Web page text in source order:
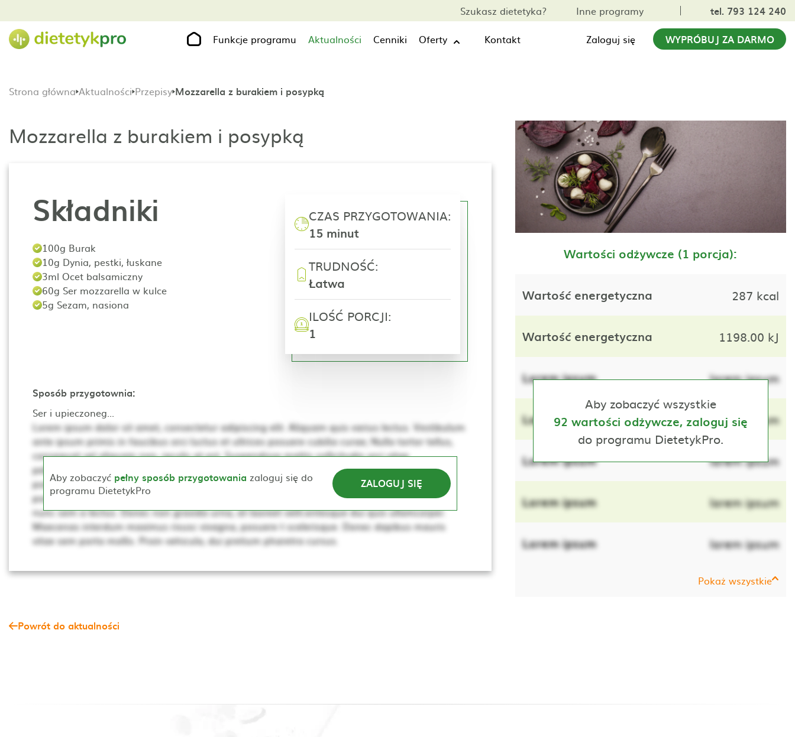
Szukasz dietetyka? Inne programy
tel. 793 124 240
Funkcje programu
Aktualności Cenniki Oferty Kontakt Zaloguj się WYPRÓBUJ ZA DARMO
Strona główna Aktualności Przepisy Mozzarella z burakiem i posypką
Mozzarella z burakiem i posypką
Składniki
100g Burak
10g Dynia, pestki, łuskane
3ml Ocet balsamiczny
60g Ser mozzarella w kulce
5g Sezam, nasiona
CZAS PRZYGOTOWANIA:
15 minut
TRUDNOŚĆ:
Łatwa
ILOŚĆ PORCJI:
1
Sposób przygotownia:
Ser i upieczoneg...
Lorem ipsum dolor sit amet, consectetur adipiscing elit. Aliquam quis varius lectus. Vestibulum
ante ipsum primis in faucibus orci luctus et ultrices posuere cubilia curae; Nulla tortor tellus,
consequat vel aliquam non, iaculis at est. Suspendisse mattis sollicitudin orci vitae
pellentesque. Ut non neque a mi consequat posuere. Nulla elementum, ante sed tincidunt
porta, lectus dui rhoncus magna, at posuere t scelerisque. Donec dapibus mauris vitae sem
porta mollis. Proin vehicula, dui pretium pharetra cursus, dui lacus ultricies tellus, ac viverra
nunc sem a lectus. Donec non gravida urna, at laoreet velit.entesque dui quis ullamcorper.
Maecenas interdum maximus risusc vivagna, posuere t scelerisque. Donec dapibus mauris
vitae sem porta mollis. Proin vehicula, dui pretium pharetra cursus.
Aby zobaczyć pełny sposób przygotowania zaloguj się do
programu DietetykPro
ZALOGUJ SIĘ
Wartości odżywcze (1 porcja):
Wartość energetyczna 287 kcal
Wartość energetyczna 1198.00 kJ
Lorem ipsum lorem ipsum
Lorem ipsum lorem ipsum
Lorem ipsum lorem ipsum
Lorem ipsum lorem ipsum
Lorem ipsum lorem ipsum
Pokaż wszystkie
Aby zobaczyć wszystkie
92 wartości odżywcze, zaloguj się
do programu DietetykPro.
Powrót do aktualności